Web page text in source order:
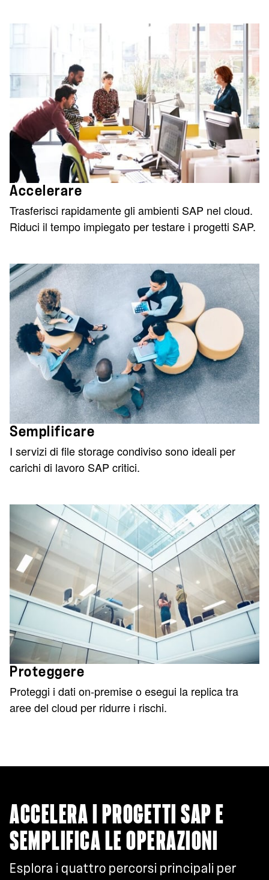
Accelerare
Trasferisci rapidamente gli ambienti SAP nel cloud.
Riduci il tempo impiegato per testare i progetti SAP.
Semplificare
I servizi di file storage condiviso sono ideali per
carichi di lavoro SAP critici.
Proteggere
Proteggi i dati on-premise o esegui la replica tra
aree del cloud per ridurre i rischi.
ACCELERA I PROGETTI SAP E
SEMPLIFICA LE OPERAZIONI
Esplora i quattro percorsi principali per